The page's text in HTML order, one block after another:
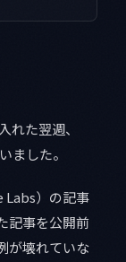
た翌週、
ました。
Labs）の記事
記事を公開前
が壊れていな